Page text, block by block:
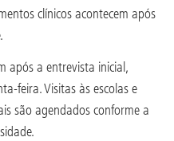
clínicos acontecem após
após a entrevista inicial,
feira. Visitas às escolas e
são agendados conforme a